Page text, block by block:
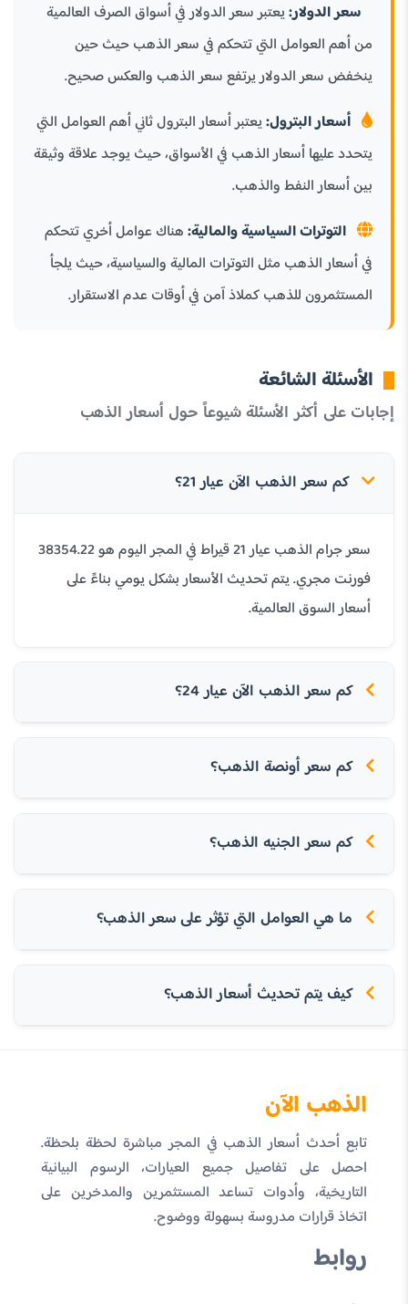
سعر الدولار:يعتبر سعر الدولار في أسواق الصرف العالمية
من أهم العوامل التي تتحكم في سعر الذهب حيث حين
ينخفض سعر الدولار يرتفع سعر الذهب والعكس صحيح.
أسعار البترول:يعتبر أسعار البترول ثاني أهم العوامل التي
يتحدد عليها أسعار الذهب في الأسواق، حيث يوجد علاقة وثيقة
بين أسعار النفط والذهب.
التوترات السياسية والمالية:هناك عوامل أخري تتحكم
في أسعار الذهب مثل التوترات المالية والسياسية، حيث يلجأ
المستثمرون للذهب كملاذ آمن في أوقات عدم الاستقرار.
الأسئلة الشائعة
إجابات على أكثر الأسئلة شيوعاً حول أسعار الذهب
كم سعر الذهب الآن عيار 21؟
سعر جرام الذهب عيار 21 قيراط في المجر اليوم هو 38354.22
فورنت مجري. يتم تحديث الأسعار بشكل يومي بناءً على
أسعار السوق العالمية.
كم سعر الذهب الآن عيار 24؟
كم سعر أونصة الذهب؟
كم سعر الجنيه الذهب؟
ما هي العوامل التي تؤثر على سعر الذهب؟
كيف يتم تحديث أسعار الذهب؟
الذهب الآن
تابع أحدث أسعار الذهب في المجر مباشرة لحظة بلحظة.
احصل على تفاصيل جميع العيارات، الرسوم البيانية
التاريخية، وأدوات تساعد المستثمرين والمدخرين على
اتخاذ قرارات مدروسة بسهولة ووضوح.
روابط